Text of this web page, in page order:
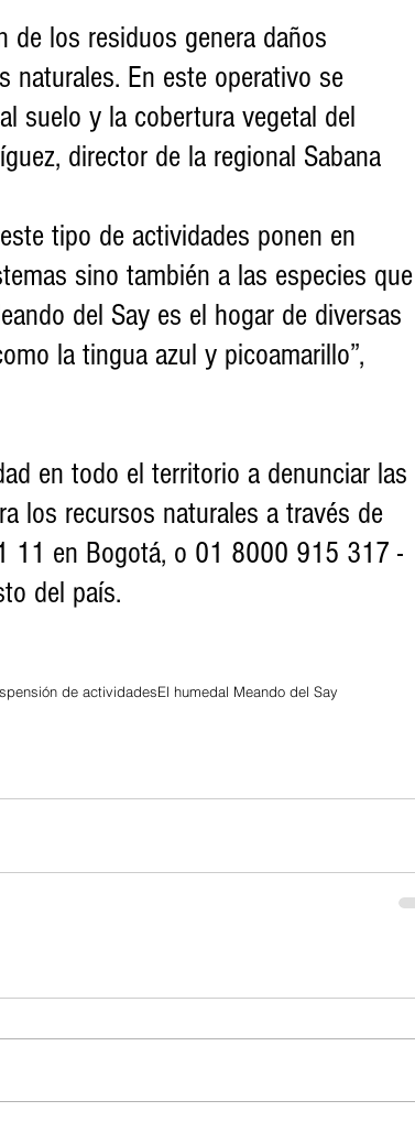
de los residuos genera daños
naturales. En este operativo se
suelo y la cobertura vegetal del
director de la regional Sabana
tipo de actividades ponen en
sino también a las especies que
del Say es el hogar de diversas
la tingua azul y picoamarillo”,
en todo el territorio a denunciar las
los recursos naturales a través de
11 en Bogotá, o 01 8000 915 317 -
del país.
de actividadesEl humedal Meando del Say